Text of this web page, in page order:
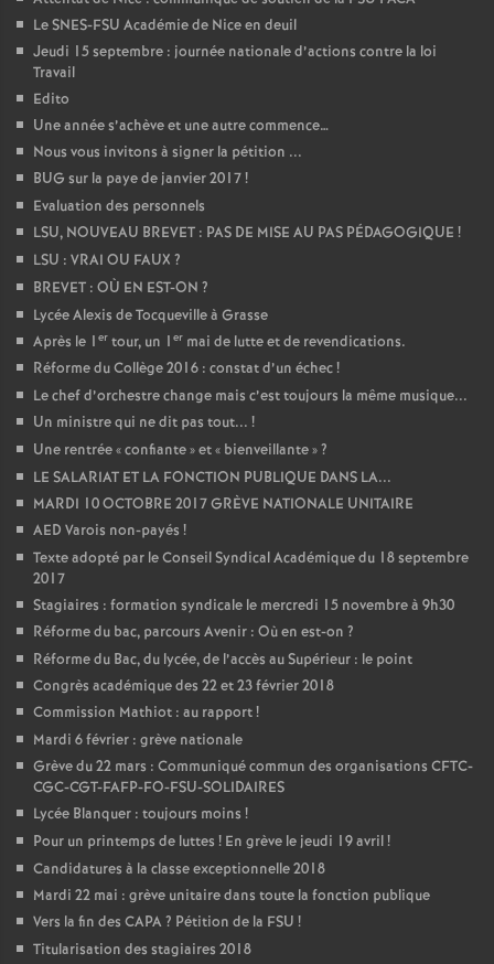
Le SNES-FSU Académie de Nice en deuil
Jeudi 15 septembre : journée nationale d’actions contre la loi
Travail
Edito
Une année s’achève et une autre commence…
Nous vous invitons à signer la pétition ...
BUG sur la paye de janvier 2017!
Evaluation des personnels
LSU, NOUVEAU BREVET : PAS DE MISE AU PAS PÉDAGOGIQUE !
LSU : VRAI OU FAUX ?
BREVET : OÙ EN EST-ON ?
Lycée Alexis de Tocqueville à Grasse
Après le 1 er tour, un 1 er mai de lutte et de revendications.
Réforme du Collège 2016 : constat d’un échec!
Le chef d’orchestre change mais c’est toujours la même musique...
Un ministre qui ne dit pas tout... !
Une rentrée «confiante» et « bienveillante»?
LE SALARIAT ET LA FONCTION PUBLIQUE DANS LA...
MARDI 10 OCTOBRE 2017 GRÈVE NATIONALE UNITAIRE
AED Varois non-payés !
Texte adopté par le Conseil Syndical Académique du 18 septembre
2017
Stagiaires : formation syndicale le mercredi 15 novembre à 9h30
Réforme du bac, parcours Avenir : Où en est-on ?
Réforme du Bac, du lycée, de l’accès au Supérieur : le point
Congrès académique des 22 et 23 février 2018
Commission Mathiot : au rapport!
Mardi 6 février : grève nationale
Grève du 22 mars : Communiqué commun des organisations CFTC-
CGC-CGT-FAFP-FO-FSU-SOLIDAIRES
Lycée Blanquer : toujours moins !
Pour un printemps de luttes ! En grève le jeudi 19 avril!
Candidatures à la classe exceptionnelle 2018
Mardi 22 mai : grève unitaire dans toute la fonction publique
Vers la fin des CAPA? Pétition de la FSU !
Titularisation des stagiaires 2018